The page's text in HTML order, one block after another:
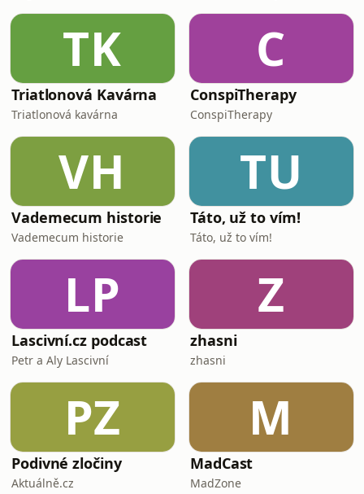
TK
Triatlonová Kavárna
Triatlonová kavárna
C
ConspiTherapy
ConspiTherapy
VH
Vademecum historie
Vademecum historie
TU
Táto, už to vím!
Táto, už to vím!
LP
Lascivní.cz podcast
Petr a Aly Lascivní
Z
zhasni
zhasni
PZ
Podivné zločiny
Aktuálně.cz
M
MadCast
MadZone